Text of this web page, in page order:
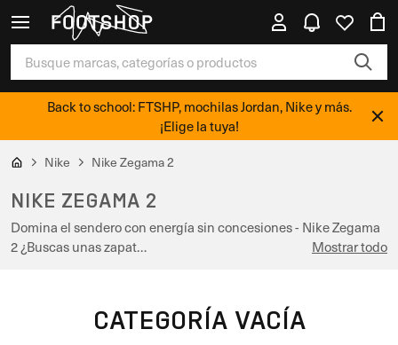
Back to school: FTSHP, mochilas Jordan, Nike y más.
¡Elige la tuya!
Nike Nike Zegama 2
NIKE ZEGAMA 2
Domina el sendero con energía sin concesiones - Nike Zegama
2 ¿Buscas unas zapat…
Mostrar todo
CATEGORÍA VACÍA